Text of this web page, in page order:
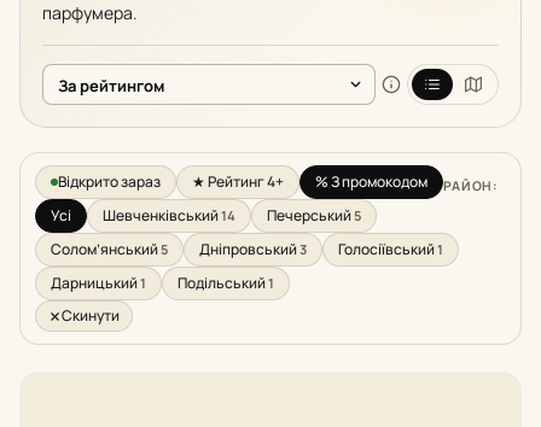
парфумера.
Відкрито зараз ★ Рейтинг 4+ % З промокодом РАЙОН:
Усі Шевченківський14 Печерський5
Солом’янський5 Дніпровський3 Голосіївський1
Дарницький1 Подільський1
Скинути